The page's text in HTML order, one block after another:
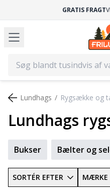
GRATIS FRAGT
Bukser Bælter og
Lundhags Rygsække og
Lundhags
SORTÉR EFTER MÆRKE